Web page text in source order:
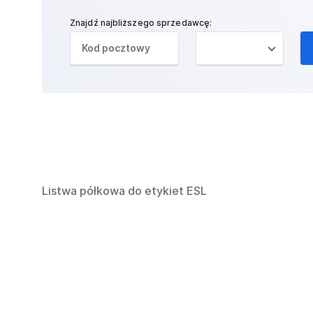
Znajdź najbliższego sprzedawcę:
Listwa półkowa do etykiet ESL